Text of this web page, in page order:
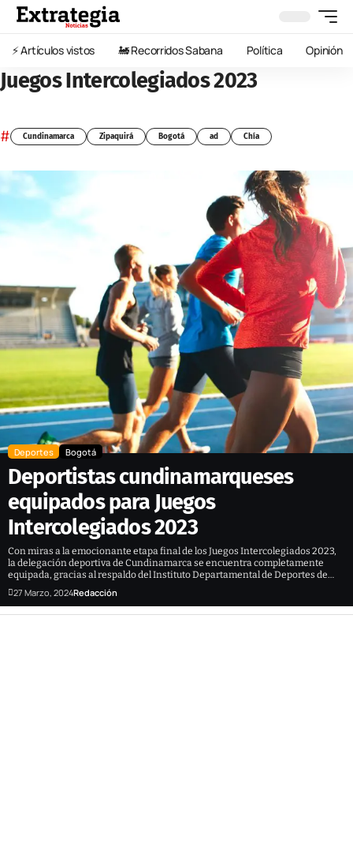
⚡️ Artículos vistos 🚂 Recorridos Sabana Política Opinión
Juegos Intercolegiados 2023
# Cundinamarca Zipaquirá Bogotá ad Chía
Deportes Bogotá
Deportistas cundinamarqueses
equipados para Juegos
Intercolegiados 2023
Con miras a la emocionante etapa final de los Juegos Intercolegiados 2023,
la delegación deportiva de Cundinamarca se encuentra completamente
equipada, gracias al respaldo del Instituto Departamental de Deportes de…
27 Marzo, 2024Redacción